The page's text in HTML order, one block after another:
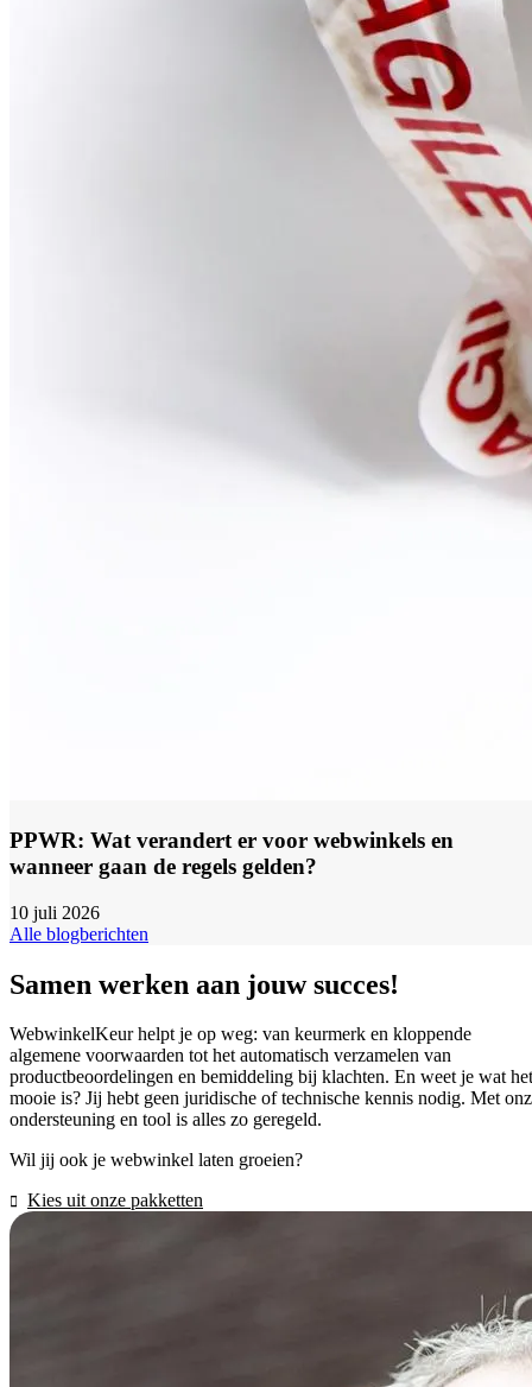
PPWR: Wat verandert er voor webwinkels en
wanneer gaan de regels gelden?
10 juli 2026
Alle blogberichten
Samen werken aan jouw succes!
WebwinkelKeur helpt je op weg: van keurmerk en kloppende
algemene voorwaarden tot het automatisch verzamelen van
productbeoordelingen en bemiddeling bij klachten. En weet je wat het
mooie is? Jij hebt geen juridische of technische kennis nodig. Met
ondersteuning en tool is alles zo geregeld.
Wil jij ook je webwinkel laten groeien?
Kies uit onze pakketten